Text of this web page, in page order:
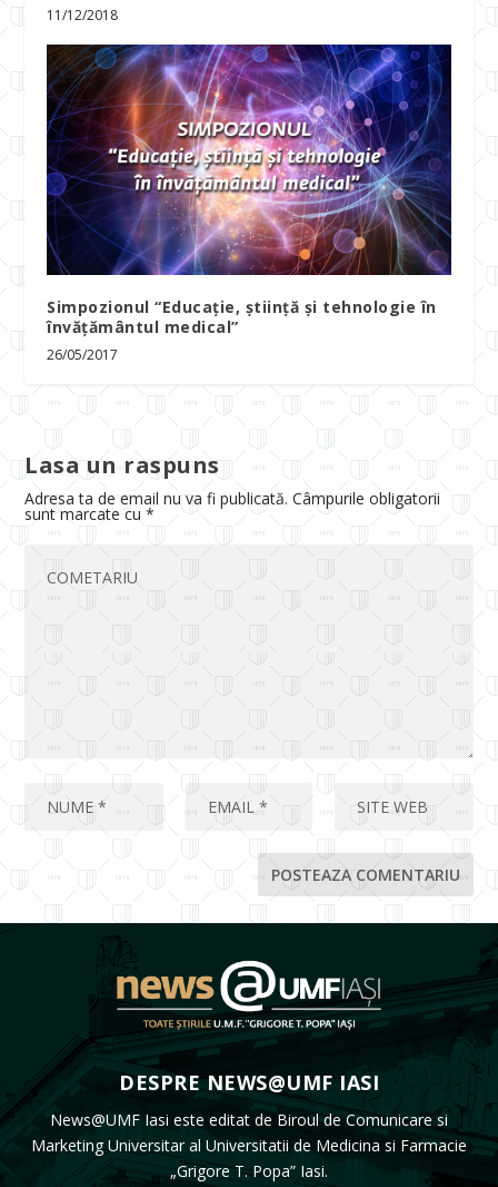
11/12/2018
Simpozionul “Educație, știință și tehnologie în
învățământul medical”
26/05/2017
Lasa un raspuns
Adresa ta de email nu va fi publicată. Câmpurile obligatorii
sunt marcate cu*
DESPRE NEWS@UMF IASI
News@UMF Iasi este editat de Biroul de Comunicare si
Marketing Universitar al Universitatii de Medicina si Farmacie
„Grigore T. Popa” Iasi.